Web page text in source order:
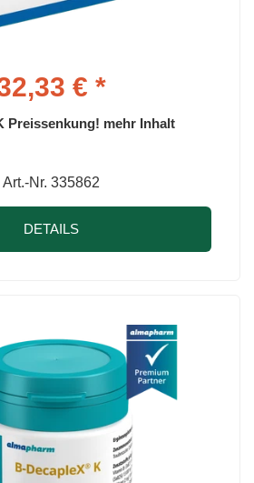
€ *
Preissenkung! mehr Inhalt
Art.-Nr. 335862
DETAILS